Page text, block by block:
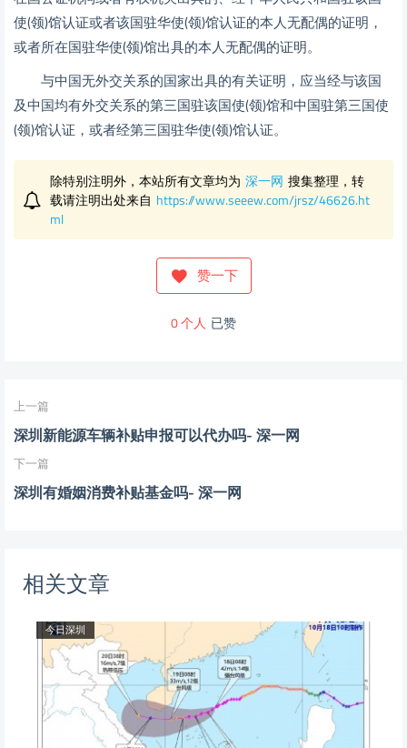
使(领)馆认证或者该国驻华使(领)馆认证的本人无配偶的证明，
或者所在国驻华使(领)馆出具的本人无配偶的证明。
与中国无外交关系的国家出具的有关证明，应当经与该国
及中国均有外交关系的第三国驻该国使(领)馆和中国驻第三国使
(领)馆认证，或者经第三国驻华使(领)馆认证。
除特别注明外，本站所有文章均为 深一网 搜集整理，转
载请注明出处来自 https://www.seeew.com/jrsz/46626.ht
ml
赞一下
0个人 已赞
上一篇
深圳新能源车辆补贴申报可以代办吗- 深一网
下一篇
深圳有婚姻消费补贴基金吗- 深一网
相关文章
今日深圳